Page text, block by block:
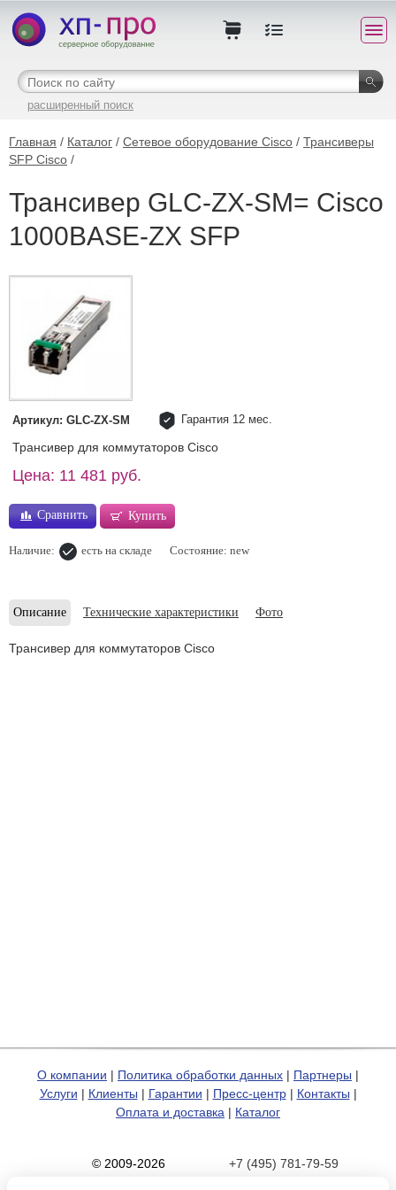
расширенный поиск
Главная / Каталог / Сетевое оборудование Cisco / Трансиверы
SFP Cisco /
Трансивер GLC-ZX-SM= Cisco
1000BASE-ZX SFP
Артикул: GLC-ZX-SM Гарантия 12 мес.
Трансивер для коммутаторов Cisco
Цена: 11 481 руб.
Сравнить Купить
Наличие: есть на складе Состояние: new
Описание Технические характеристики Фото
Трансивер для коммутаторов Cisco
О компании | Политика обработки данных | Партнеры |
Услуги | Клиенты | Гарантии | Пресс-центр| Контакты |
Оплата и доставка | Каталог
© 2009-2026
+7 (495) 781-79-59